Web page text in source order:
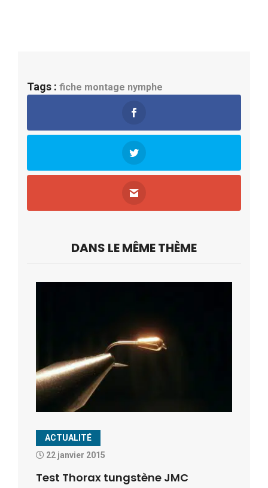
Tags : fiche montage nymphe
DANS LE MÊME THÈME
ACTUALITÉ
22 janvier 2015
Test Thorax tungstène JMC